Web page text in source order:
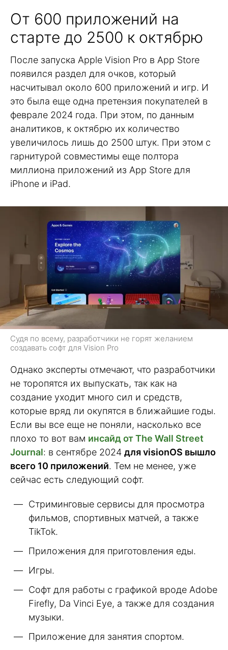
От 600 приложений на
старте до 2500 к октябрю
После запуска Apple Vision Pro в App Store
появился раздел для очков, который
насчитывал около 600 приложений и игр. И
это была еще одна претензия покупателей в
феврале 2024 года. При этом, по данным
аналитиков, к октябрю их количество
увеличилось лишь до 2500 штук. При этом с
гарнитурой совместимы еще полтора
миллиона приложений из App Store для
iPhone и iPad.
Судя по всему, разработчики не горят желанием
создавать софт для Vision Pro
Однако эксперты отмечают, что разработчики
не торопятся их выпускать, так как на
создание уходит много сил и средств,
которые вряд ли окупятся в ближайшие годы.
Если вы все еще не поняли, насколько все
плохо то вот вам инсайд от The Wall Street
Journal: в сентябре 2024 для visionOS вышло
всего 10 приложений. Тем не менее, уже
сейчас есть следующий софт.
Стриминговые сервисы для просмотра
фильмов, спортивных матчей, а также
TikTok.
Приложения для приготовления еды.
Игры.
Софт для работы с графикой вроде Adobe
Firefly, Da Vinci Eye, а также для создания
музыки.
Приложение для занятия спортом.